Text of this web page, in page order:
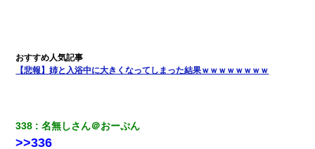
【悲報】姉と入浴中に大きくなってしまった結果ｗｗｗｗｗｗｗｗ
338 名無しさん＠おーぷん
>>336